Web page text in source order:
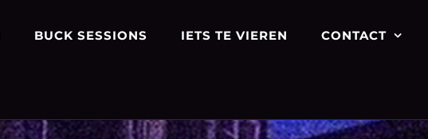
BUCK SESSIONS IETS TE VIEREN CONTACT